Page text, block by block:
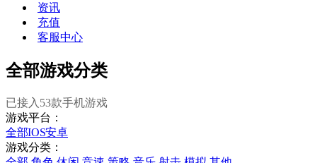
资讯
充值
客服中心
全部游戏分类
已接入 53款手机游戏
游戏平台：
全部IOS安卓
游戏分类：